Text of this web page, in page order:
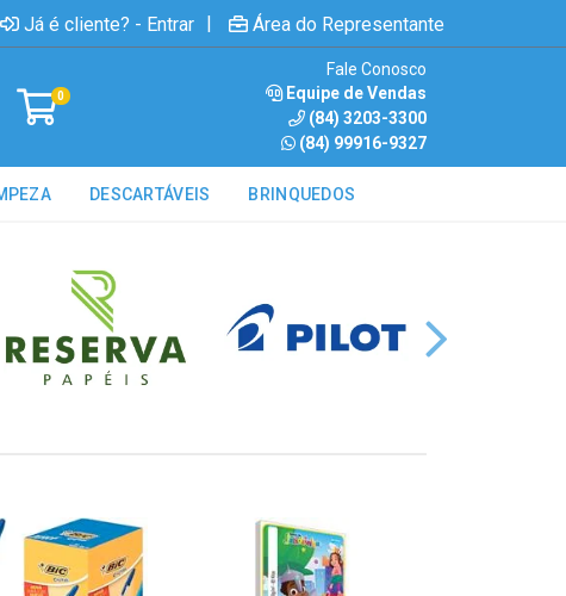
Já é cliente? - Entrar | Área do Representante
0
Fale Conosco
Equipe de Vendas
(84) 3203-3300
(84) 99916-9327
DESCARTÁVEIS BRINQUEDOS